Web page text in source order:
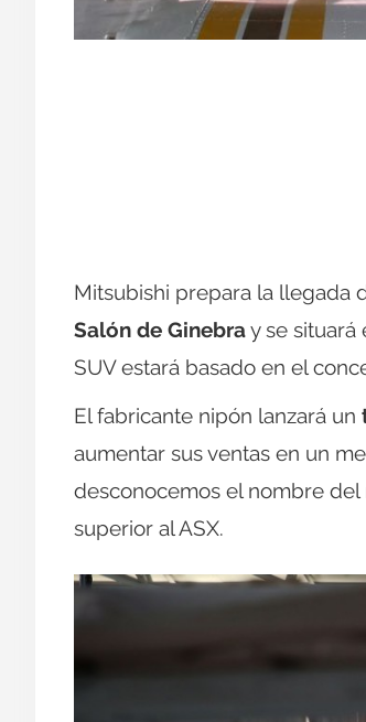
Mitsubishi prepara la llegada
Salón de Ginebray se situará
SUV estará basado en el
El fabricante nipón lanzará un
aumentar sus ventas en un
desconocemos el nombre del
superior al ASX.